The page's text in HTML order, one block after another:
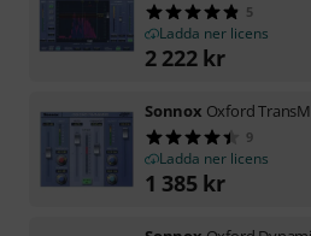
5
Ladda ner licens
2 222 kr
Sonnox Oxford
9
Ladda ner licens
1 385 kr